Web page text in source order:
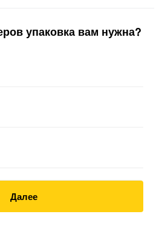
упаковка вам нужна?
Далее